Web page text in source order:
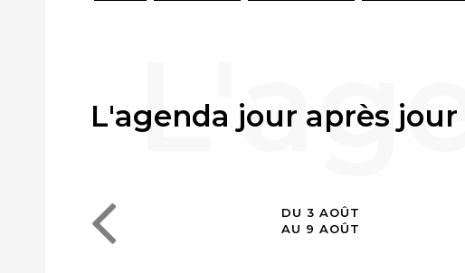
L'agenda jour après jour
DU 3 AOÛT
AU 9 AOÛT